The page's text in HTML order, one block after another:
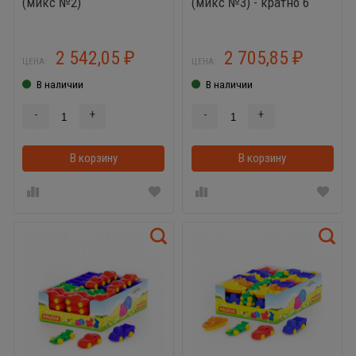
ЦЕНА: 2 542,05 ₽
В наличии
- +
В корзину В корзинке
ЦЕНА: 2 705,85₽
В наличии
- +
В корзину